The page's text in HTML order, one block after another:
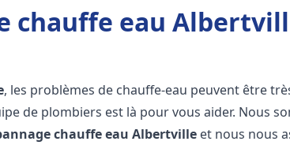
chauffe eau
, les problèmes de chauffe-eau peuvent être
de plombiers est là pour vous aider. Nous
chauffe eau Albertville et nous nous